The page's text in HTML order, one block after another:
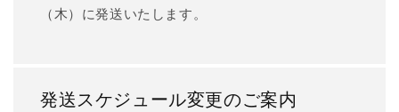
（木）に発送いたします。
発送スケジュール変更のご案内